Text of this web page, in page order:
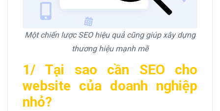
Một chiến lược SEO hiệu quả cũng giúp xây dựng
thương hiệu mạnh mẽ
1/ Tại sao cần SEO cho
website của doanh nghiệp
nhỏ?